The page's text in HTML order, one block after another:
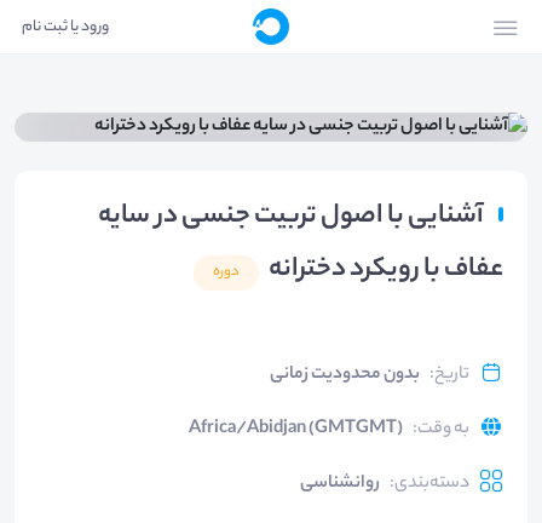
ورود یا ثبت نام
آشنایی با اصول تربیت جنسی در سایه
عفاف با رویکرد دخترانه
دوره
تاریخ: بدون محدودیت زمانی
به وقت:
Africa/Abidjan (GMTGMT)
دسته‌بندی: روانشناسی